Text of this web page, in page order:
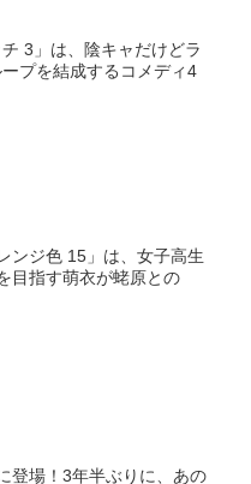
3」は、陰キャだけどラ
プを結成するコメディ4
ンジ色 15」は、女子高生
目指す萌衣が蛯原との
登場！3年半ぶりに、あの